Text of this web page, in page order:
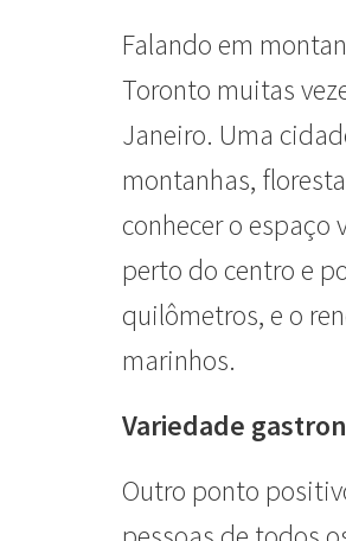
Falando em
Toronto muitas
Janeiro. Uma
montanhas,
conhecer o espaço
perto do centro e
quilômetros, e o
marinhos.
Variedade
Outro ponto